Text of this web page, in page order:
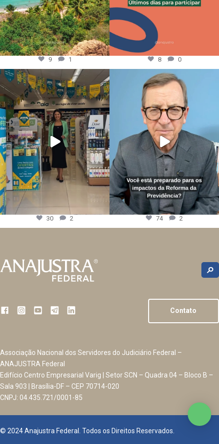
9 1 8 0
30 2 74 2
Contato
Associação Nacional dos Servidores do Judiciário Federal –
ANAJUSTRA Federal
Edifício Centro Empresarial Varig | Setor SCN – Quadra 04 – Bloco B –
Sala 903 | Brasília-DF – CEP 70714-020
CNPJ: 04.435.721/0001-85
© 2024 Anajustra Federal. Todos os Direitos Reservados.